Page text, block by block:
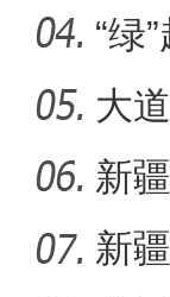
绘“
“绿
大
新
新